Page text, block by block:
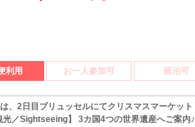
利用 お一人参加可 延泊可
、2日目ブリュッセルにてクリスマスマーケット
／Sightseeing】 3カ国4つの世界遺産へご案内♪